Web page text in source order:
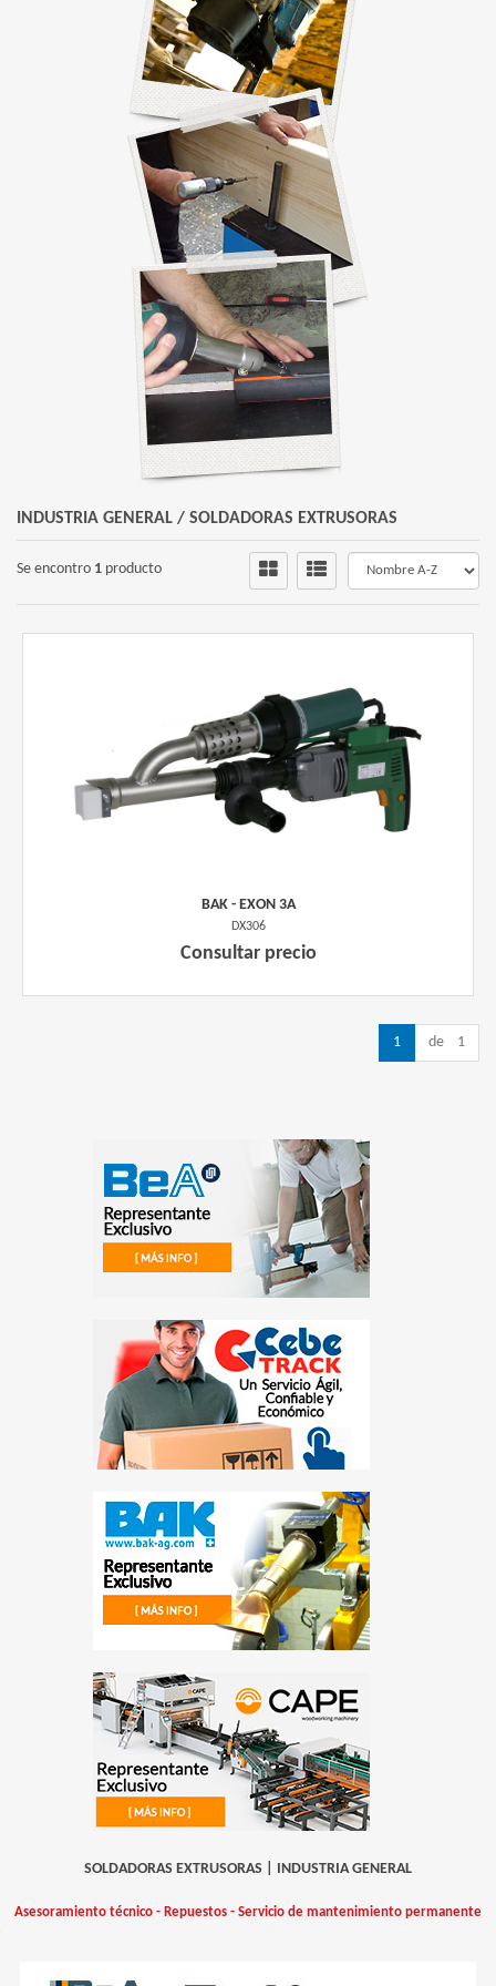
INDUSTRIA GENERAL / SOLDADORAS EXTRUSORAS
Se encontro 1 producto
BAK - EXON 3A
DX306
Consultar precio
1 de 1
SOLDADORAS EXTRUSORAS INDUSTRIA GENERAL
Asesoramiento técnico - Repuestos - Servicio de mantenimiento permanente